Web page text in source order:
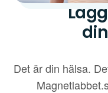
Det är din hälsa.